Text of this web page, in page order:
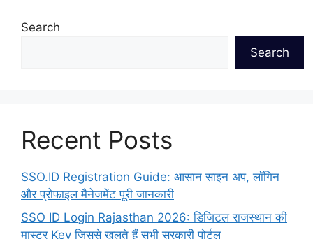
Search
Search
Recent Posts
SSO.ID Registration Guide: आसान साइन अप, लॉगिन
और प्रोफाइल मैनेजमेंट पूरी जानकारी
SSO ID Login Rajasthan 2026: डिजिटल राजस्थान की
मास्टर Key जिससे खुलते हैं सभी सरकारी पोर्टल